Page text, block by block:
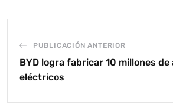
PUBLICACIÓN ANTERIOR
BYD logra fabricar 10 millones
eléctricos